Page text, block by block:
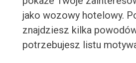
jako wozowy hotelowy.
znajdziesz kilka
potrzebujesz listu